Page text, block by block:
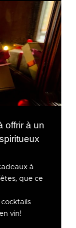
offrir à un
à
que ce
vin!